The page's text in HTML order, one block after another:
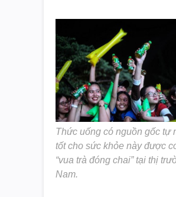
Thức uống có nguồn gốc tự
tốt cho sức khỏe này được
“vua trà đóng chai” tại thị
Nam.